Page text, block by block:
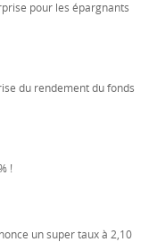
pour les épargnants
du rendement du fonds
!
un super taux à 2,10